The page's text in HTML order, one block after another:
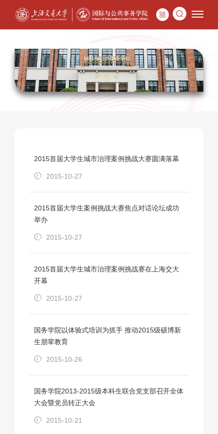
2015首届大学生城市治理案例挑战大赛圆满落幕
2015-10-27
2015首届大学生案例挑战大赛焦点对话论坛成功
举办
2015-10-27
2015首届大学生城市治理案例挑战赛在上海交大
开幕
2015-10-27
国务学院以体验式培训为抓手 推动2015级硕博新
生朋辈教育
2015-10-26
国务学院2013-2015级本科生联合党支部召开全体
大会暨党员转正大会
2015-10-21